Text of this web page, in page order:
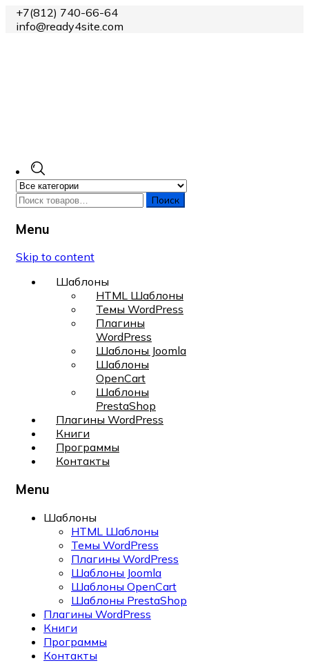
+7(812) 740-66-64
info@ready4site.com
Поиск
Menu
Skip to content
Шаблоны
HTML Шаблоны
Темы WordPress
Плагины
WordPress
Шаблоны Joomla
Шаблоны
OpenCart
Шаблоны
PrestaShop
Плагины WordPress
Книги
Программы
Контакты
Menu
Шаблоны
HTML Шаблоны
Темы WordPress
Плагины WordPress
Шаблоны Joomla
Шаблоны OpenCart
Шаблоны PrestaShop
Плагины WordPress
Книги
Программы
Контакты